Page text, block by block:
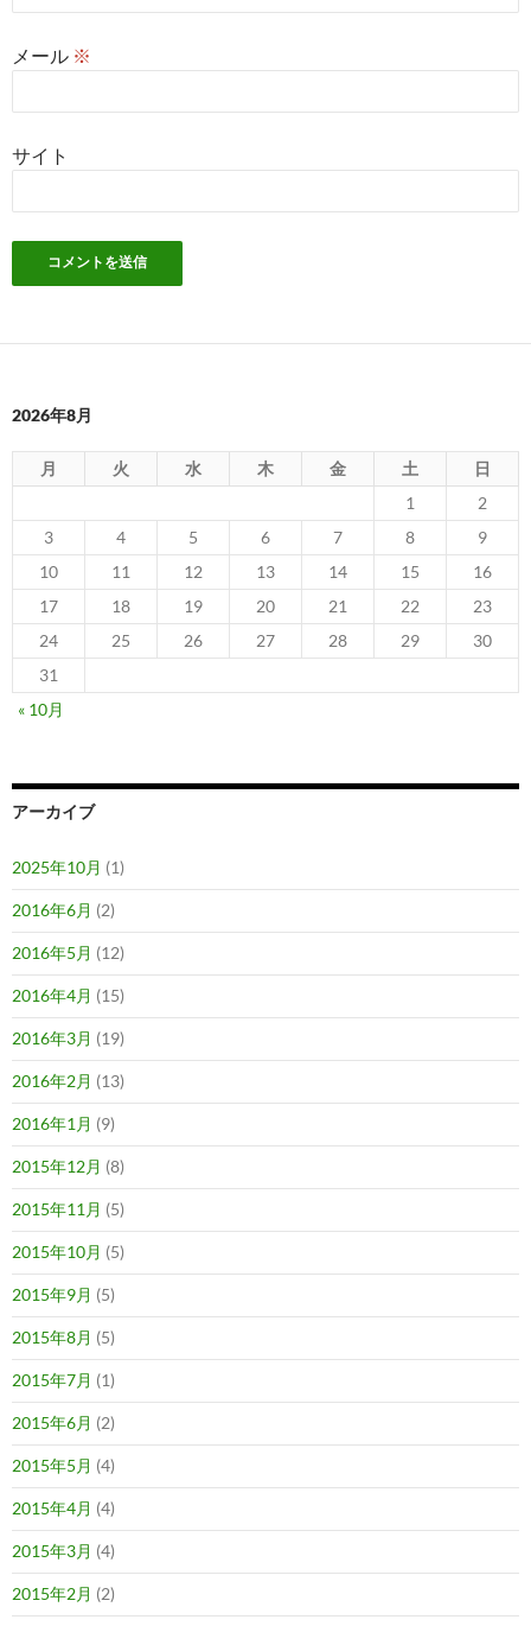
メール ※
サイト
2026年8月
月 火 水 木 金 土
日
1
2
3
4 5 6 7 8
9
10
11 12 13 14 15
16
17
18 19 20 21 22
23
24
25 26 27 28 29
30
31
« 10月
アーカイブ
2025年10月 (1)
2016年6月 (2)
2016年5月 (12)
2016年4月 (15)
2016年3月 (19)
2016年2月 (13)
2016年1月 (9)
2015年12月 (8)
2015年11月 (5)
2015年10月 (5)
2015年9月 (5)
2015年8月 (5)
2015年7月 (1)
2015年6月 (2)
2015年5月 (4)
2015年4月 (4)
2015年3月 (4)
2015年2月 (2)